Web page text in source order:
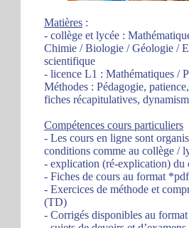
Matières :
- collège et lycée :
Chimie / Biologie / Géologie /
scientifique
- licence L1 : Mathématiques /
Méthodes : Pédagogie,
fiches récapitulatives,
Compétences cours particuliers
- Les cours en ligne sont
conditions comme au collège /
- explication (ré-explication) du
- Fiches de cours au format *pdf
- Exercices de méthode et
(TD)
- Corrigés disponibles au